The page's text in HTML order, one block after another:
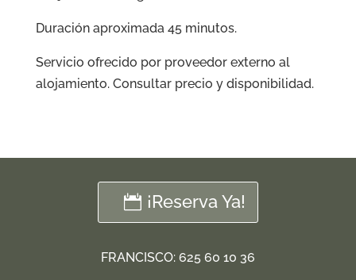
Duración aproximada 45 minutos.
Servicio ofrecido por proveedor externo al
alojamiento. Consultar precio y disponibilidad.
¡Reserva Ya!
FRANCISCO: 625 60 10 36